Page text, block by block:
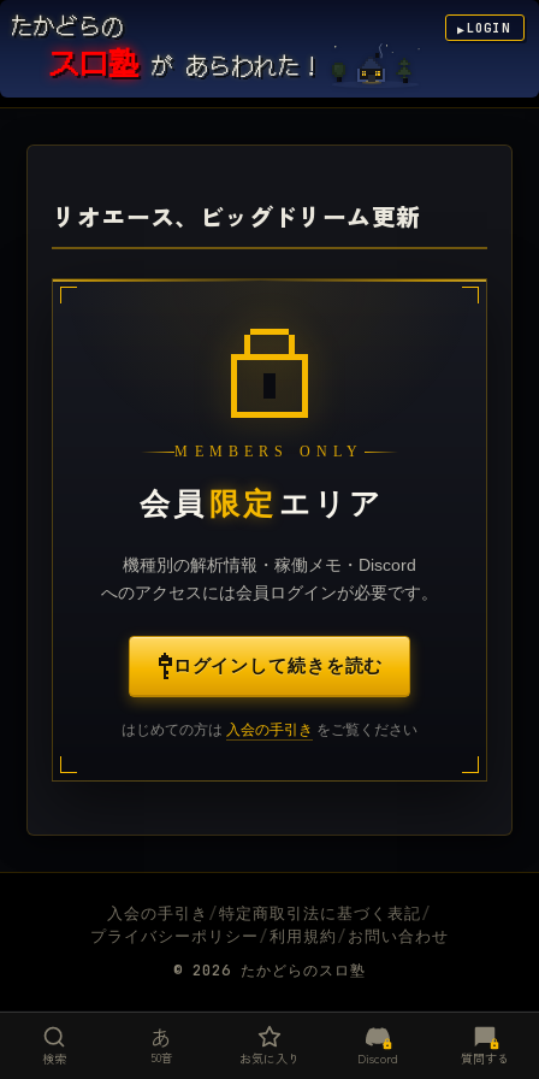
▶LOGIN
たかどらの
スロ塾が あらわれた！
検索
あ
50音 お気に入り Discord 質問する
リオエース、ビッグドリーム更新
MEMBERS ONLY
会員 限定 エリア
機種別の解析情報・稼働メモ・Discord
へのアクセスには会員ログインが必要です。
ログインして続きを読む
はじめての方は 入会の手引き をご覧ください
入会の手引き /特定商取引法に基づく表記/
プライバシーポリシー/利用規約/お問い合わせ
© 2026 たかどらのスロ塾